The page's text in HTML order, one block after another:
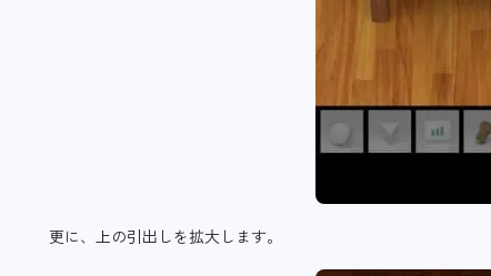
更に、上の引出しを拡大します。